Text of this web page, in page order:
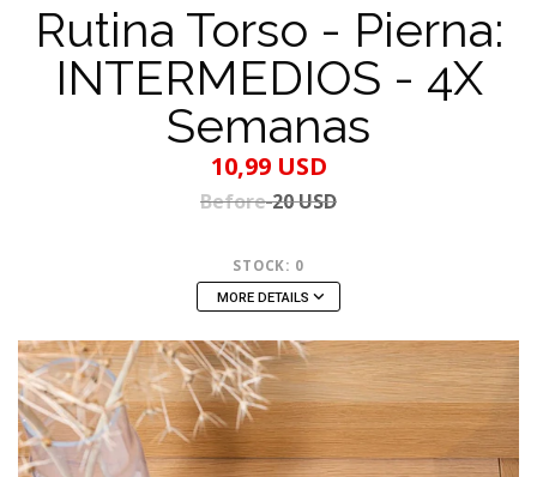
Rutina Torso - Pierna:
INTERMEDIOS - 4X
Semanas
10,99 USD
Before 20 USD
STOCK: 0
MORE DETAILS